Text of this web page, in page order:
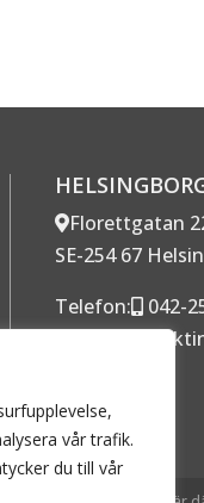
vår trafik.
du till vår
Florettgatan
SE-254 67
Telefon: 042-
Mer